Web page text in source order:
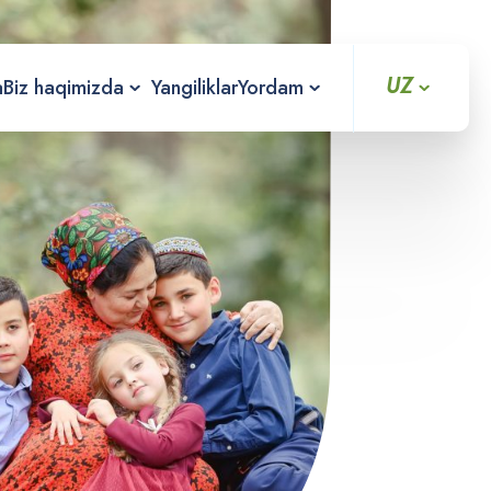
Biz haqimizda YangiliklarYordam UZ